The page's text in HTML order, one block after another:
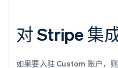
对 Stripe 集
如果要入驻 Custom 账户，